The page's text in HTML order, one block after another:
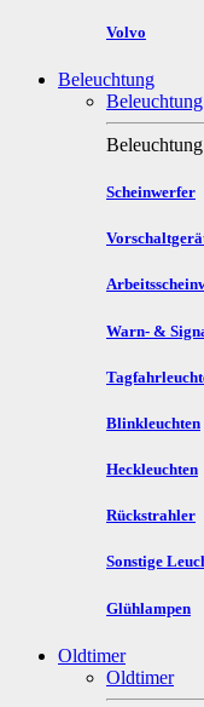
Volvo
Beleuchtung
Beleuchtung
Scheinwerfer
Warn- &
Blinkleuchten
Heckleuchten
Rückstrahler
Sonstige
Glühlampen
Oldtimer
Oldtimer